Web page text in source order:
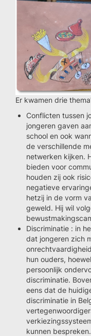
Er kwamen drie
Conflicten tussen
jongeren gaven
school en ook
de verschillende
netwerken kijken.
bieden voor
houden zij ook
negatieve
hetzij in de vorm
geweld. Hij wil
Discriminatie : in
dat jongeren zich
hun ouders,
persoonlijk
discriminatie.
eens dat de
discriminatie in
kunnen bespreken.